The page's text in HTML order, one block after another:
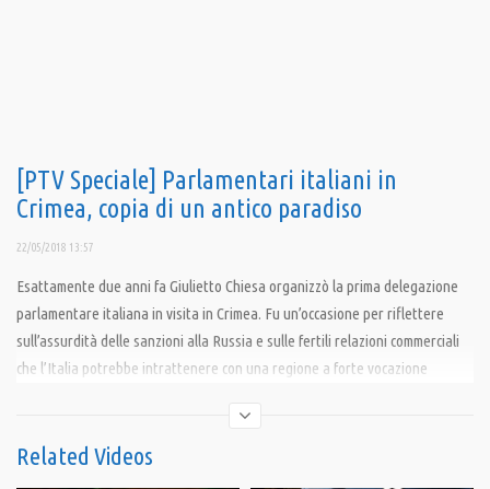
[PTV Speciale] Parlamentari italiani in
Crimea, copia di un antico paradiso
22/05/2018 13:57
Esattamente due anni fa Giulietto Chiesa organizzò la prima delegazione
parlamentare italiana in visita in Crimea. Fu un’occasione per riflettere
sull’assurdità delle sanzioni alla Russia e sulle fertili relazioni commerciali
che l’Italia potrebbe intrattenere con una regione a forte vocazione
Oggi molte cose sono cambiate, la Crimea è collegata alla Russia dal
monumentale ponte di Kerch e la rimozione delle sanzioni alla Russia
Related Videos